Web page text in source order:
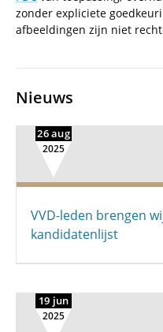
zonder expliciete
afbeeldingen zijn niet
Nieuws
26 aug
2025
VVD-leden brengen
kandidatenlijst
19 jun
2025